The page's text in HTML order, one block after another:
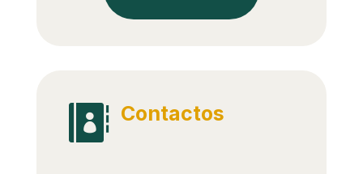
 Contactos